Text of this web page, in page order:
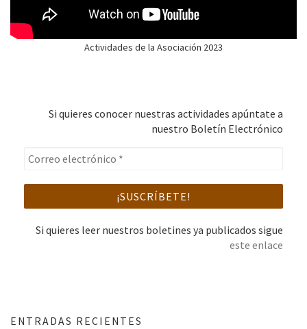
Actividades de la Asociación 2023
Si quieres conocer nuestras actividades apúntate a
nuestro Boletín Electrónico
Si quieres leer nuestros boletines ya publicados sigue
este enlace
ENTRADAS RECIENTES